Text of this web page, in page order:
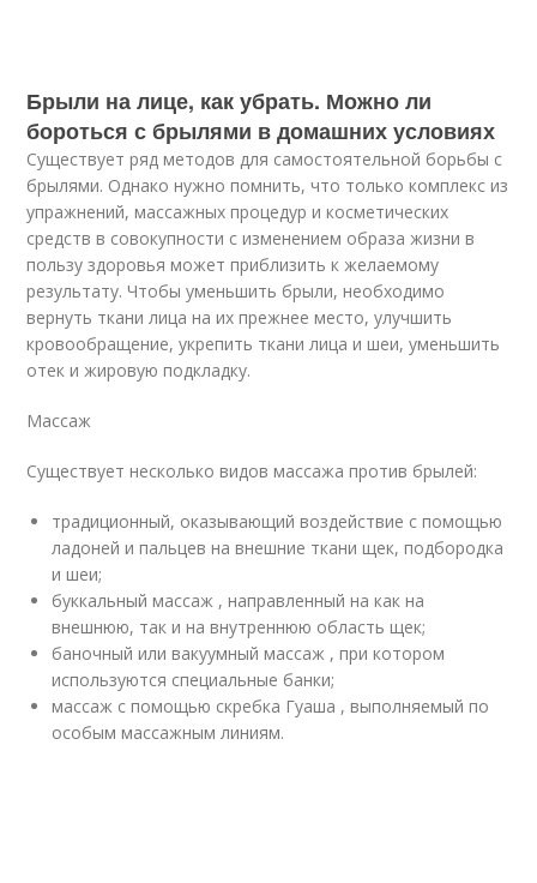
Брыли на лице, как убрать. Можно ли
бороться с брылями в домашних условиях
Существует ряд методов для самостоятельной борьбы с
брылями. Однако нужно помнить, что только комплекс из
упражнений, массажных процедур и косметических
средств в совокупности с изменением образа жизни в
пользу здоровья может приблизить к желаемому
результату. Чтобы уменьшить брыли, необходимо
вернуть ткани лица на их прежнее место, улучшить
кровообращение, укрепить ткани лица и шеи, уменьшить
отек и жировую подкладку.
Массаж
Существует несколько видов массажа против брылей:
традиционный, оказывающий воздействие с помощью
ладоней и пальцев на внешние ткани щек, подбородка
и шеи;
буккальный массаж , направленный на как на
внешнюю, так и на внутреннюю область щек;
баночный или вакуумный массаж , при котором
используются специальные банки;
массаж с помощью скребка Гуаша , выполняемый по
особым массажным линиям.